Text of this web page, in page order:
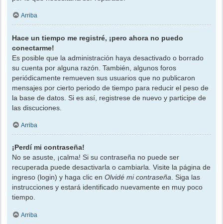
Arriba
Hace un tiempo me registré, ¡pero ahora no puedo
conectarme!
Es posible que la administración haya desactivado o borrado
su cuenta por alguna razón. También, algunos foros
periódicamente remueven sus usuarios que no publicaron
mensajes por cierto periodo de tiempo para reducir el peso de
la base de datos. Si es así, registrese de nuevo y participe de
las discuciones.
Arriba
¡Perdí mi contraseña!
No se asuste, ¡calma! Si su contraseña no puede ser
recuperada puede desactivarla o cambiarla. Visite la página de
ingreso (login) y haga clic en Olvidé mi contraseña. Siga las
instrucciones y estará identificado nuevamente en muy poco
tiempo.
Arriba